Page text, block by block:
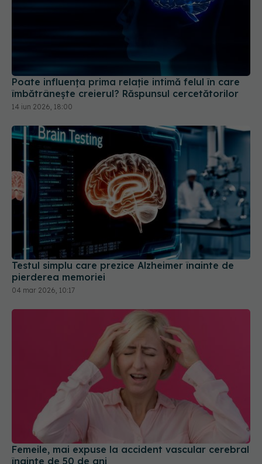
Poate influența prima relație intimă felul în care
îmbătrânește creierul? Răspunsul cercetătorilor
14 iun 2026, 18:00
Testul simplu care prezice Alzheimer înainte de
pierderea memoriei
04 mar 2026, 10:17
Femeile, mai expuse la accident vascular cerebral
înainte de 50 de ani